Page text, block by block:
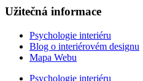
Užitečná informace
Psychologie interiéru
Blog o interiérovém designu
Mapa Webu
Psychologie interiéru